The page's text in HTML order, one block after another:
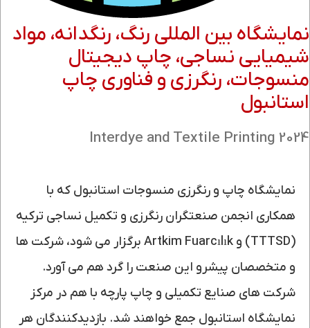
نمایشگاه بین المللی رنگ، رنگدانه، مواد
شیمیایی نساجی، چاپ دیجیتال
منسوجات، رنگرزی و فناوری چاپ
استانبول
2024 Interdye and Textile Printing
نمایشگاه چاپ و رنگرزی منسوجات استانبول که با
همکاری انجمن صنعتگران رنگرزی و تکمیل نساجی ترکیه
(TTTSD) و Artkim Fuarcılık برگزار می شود، شرکت ها
و متخصصان پیشرو این صنعت را گرد هم می آورد.
شرکت های صنایع تکمیلی و چاپ پارچه با هم در مرکز
نمایشگاه استانبول جمع خواهند شد. بازدیدکنندگان هر